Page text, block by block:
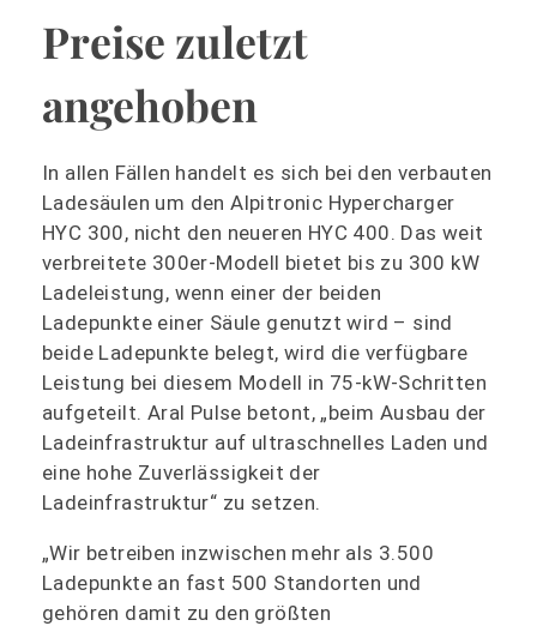
Preise zuletzt
angehoben
In allen Fällen handelt es sich bei den verbauten
Ladesäulen um den Alpitronic Hypercharger
HYC 300, nicht den neueren HYC 400. Das weit
verbreitete 300er-Modell bietet bis zu 300 kW
Ladeleistung, wenn einer der beiden
Ladepunkte einer Säule genutzt wird – sind
beide Ladepunkte belegt, wird die verfügbare
Leistung bei diesem Modell in 75-kW-Schritten
aufgeteilt. Aral Pulse betont, „beim Ausbau der
Ladeinfrastruktur auf ultraschnelles Laden und
eine hohe Zuverlässigkeit der
Ladeinfrastruktur“ zu setzen.
„Wir betreiben inzwischen mehr als 3.500
Ladepunkte an fast 500 Standorten und
gehören damit zu den größten